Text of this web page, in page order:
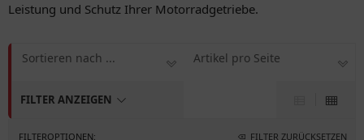
Leistung und Schutz Ihrer Motorradgetriebe.
FILTER ANZEIGEN
Sortieren nach ... Artikel pro Seite
FILTEROPTIONEN: FILTER ZURÜCKSETZEN